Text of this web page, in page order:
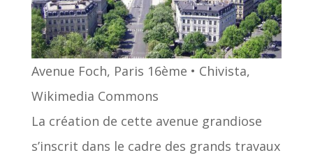
Avenue Foch, Paris 16ème • Chivista,
Wikimedia Commons
La création de cette avenue grandiose
s’inscrit dans le cadre des grands travaux